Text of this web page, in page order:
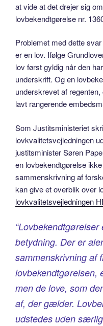
at vide at det drejer sig om
lovbekendtgørelse nr.
Problemet med dette
er en lov. Ifølge
lov først gyldig når den
underskrift. Og en
underskrevet af
lavt rangerende
Som Justitsministeriet
lovkvalitetsvejledningen
justitsminister Søren
en lovbekendtgørelse
sammenskrivning af
kan give et overblik over
lovkvalitetsvejledningen
betydning. Der er
sammenskrivning af
lovbekendtgørelsen,
men de love, som
af, der gælder.
udstedes uden